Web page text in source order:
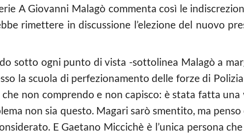
A Giovanni Malagò commenta così le
rimettere in discussione l’elezione del nuovo
sotto ogni punto di vista -sottolinea Malagò a
la scuola di perfezionamento delle forze di Polizia
non comprendo e non capisco: è stata fatta
non sia questo. Magari sarò smentito, ma penso
E Gaetano Miccichè è l’unica persona